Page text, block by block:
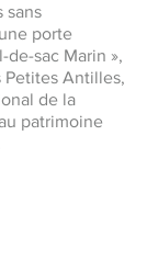
sans
porte
de-sac Marin »,
Petites Antilles,
de la
patrimoine